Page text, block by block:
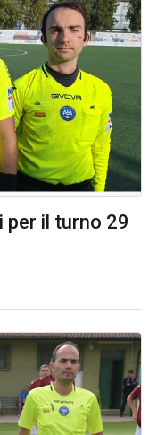
per il turno 29